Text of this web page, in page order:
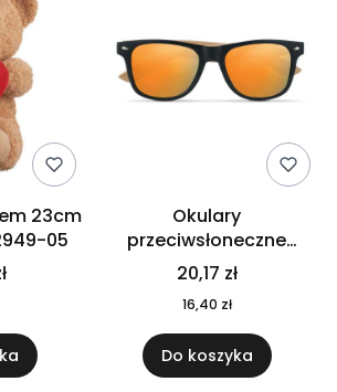
23cm
05
Okulary
przeciwsłoneczne
CALIFORNIA TOUCH
MO9617-10
20,17 zł
16,40 zł
Do koszyka